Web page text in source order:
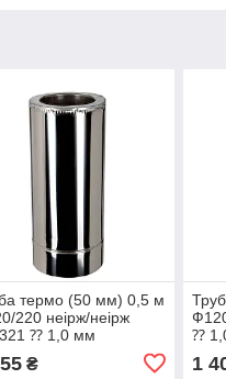
термо (50 мм) 0,5 м
220 неірж/неірж
⁇ 1,0 мм
₴
⁇
1